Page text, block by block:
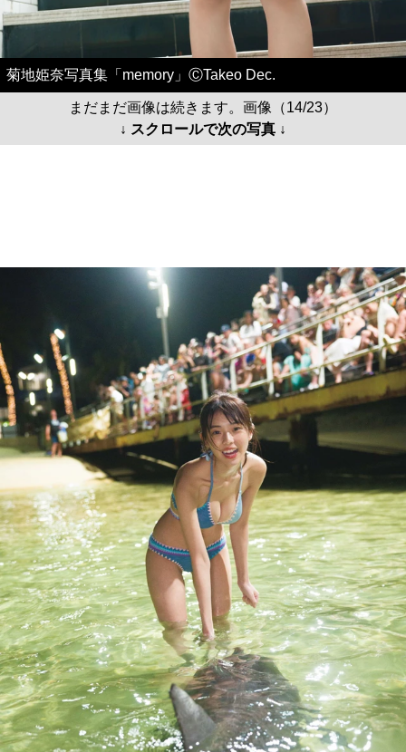
菊地姫奈写真集「memory」ⒸTakeo Dec.
まだまだ画像は続きます。画像（14/23）
↓ スクロールで次の写真 ↓